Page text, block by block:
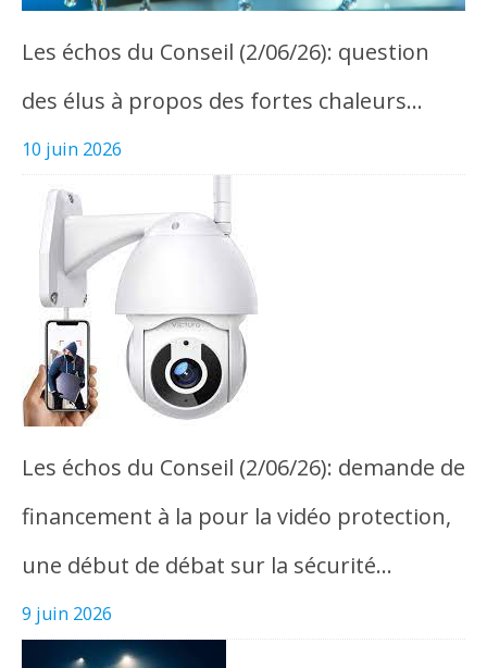
Les échos du Conseil (2/06/26): question
des élus à propos des fortes chaleurs…
10 juin 2026
Les échos du Conseil (2/06/26): demande de
financement à la pour la vidéo protection,
une début de débat sur la sécurité…
9 juin 2026